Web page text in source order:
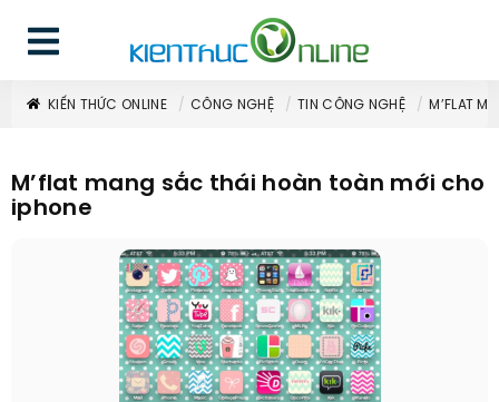
KIẾN THỨC ONLINE CÔNG NGHỆ TIN CÔNG NGHỆ M’FLAT
M’flat mang sắc thái hoàn toàn mới cho
iphone